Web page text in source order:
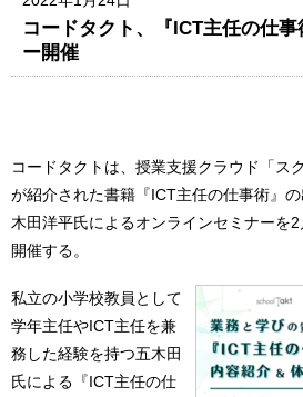
コードタクト、『ICT主任の仕
ー開催
コードタクトは、授業支援クラウド「ス
が紹介された書籍『ICT主任の仕事術』
木田洋平氏によるオンラインセミナーを
開催する。
私立の小学校教員として
学年主任やICT主任を兼
務した経験を持つ五木田
氏による『ICT主任の仕